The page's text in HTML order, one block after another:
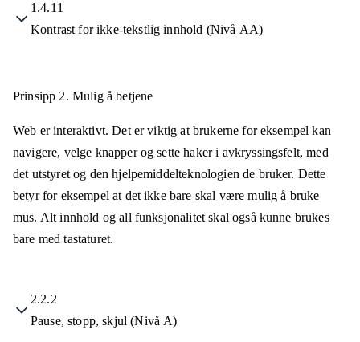
1.4.11
Kontrast for ikke-tekstlig innhold (Nivå AA)
Prinsipp 2. Mulig å betjene
Web er interaktivt. Det er viktig at brukerne for eksempel kan
navigere, velge knapper og sette haker i avkryssingsfelt, med
det utstyret og den hjelpemiddelteknologien de bruker. Dette
betyr for eksempel at det ikke bare skal være mulig å bruke
mus. Alt innhold og all funksjonalitet skal også kunne brukes
bare med tastaturet.
2.2.2
Pause, stopp, skjul (Nivå A)